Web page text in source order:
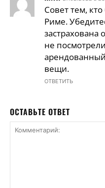
Совет тем,
Риме.
не
вещи.
ОТВЕТИТЬ
ОСТАВЬТЕ ОТВЕТ